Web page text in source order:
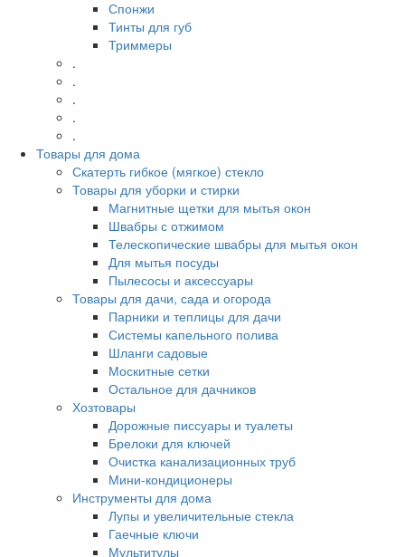
Спонжи
Тинты для губ
Триммеры
.
.
.
.
.
Товары для дома
Скатерть гибкое (мягкое) стекло
Товары для уборки и стирки
Магнитные щетки для мытья окон
Швабры с отжимом
Телескопические швабры для мытья окон
Для мытья посуды
Пылесосы и аксессуары
Товары для дачи, сада и огорода
Парники и теплицы для дачи
Системы капельного полива
Шланги садовые
Москитные сетки
Остальное для дачников
Хозтовары
Дорожные писсуары и туалеты
Брелоки для ключей
Очистка канализационных труб
Мини-кондиционеры
Инструменты для дома
Лупы и увеличительные стекла
Гаечные ключи
Мультитулы